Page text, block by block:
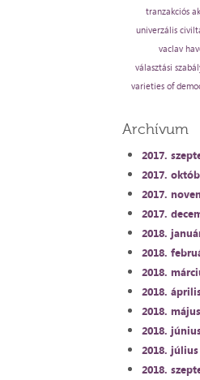
tranzakciós
univerzális
vaclav
választási
varieties of
Archívum
2017.
2017.
2017.
2017.
2018.
2018.
2018.
2018.
2018. május
2018.
2018. július
2018.